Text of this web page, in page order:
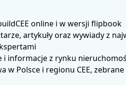
online i w wersji flipbook
artykuły oraz wywiady z
i informacje z rynku
w Polsce i regionu CEE, zebrane